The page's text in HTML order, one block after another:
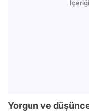
Yorgun ve